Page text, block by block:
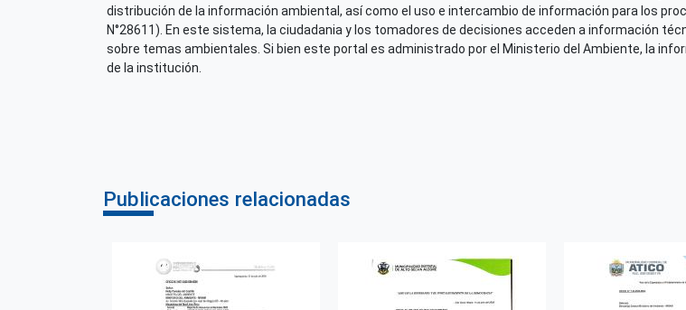
distribución de la información ambiental, así como el uso e intercambio de información para los
N°28611). En este sistema, la ciudadania y los tomadores de decisiones acceden a información
sobre temas ambientales. Si bien este portal es administrado por el Ministerio del Ambiente, la
de la institución.
Publicaciones relacionadas